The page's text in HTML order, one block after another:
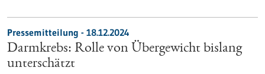
Pressemitteilung - 18.12.2024
Darmkrebs: Rolle von Übergewicht bislang
unterschätzt